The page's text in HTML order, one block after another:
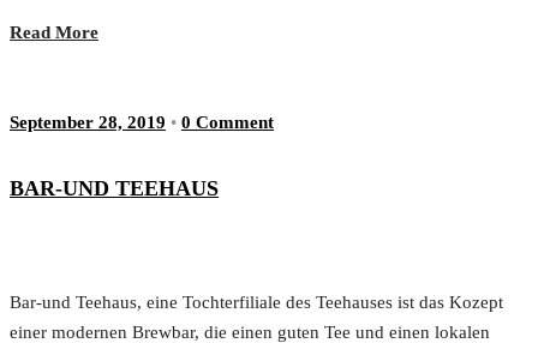
Read More
September 28, 2019 • 0 Comment
BAR-UND TEEHAUS
Bar-und Teehaus, eine Tochterfiliale des Teehauses ist das Kozept
einer modernen Brewbar, die einen guten Tee und einen lokalen